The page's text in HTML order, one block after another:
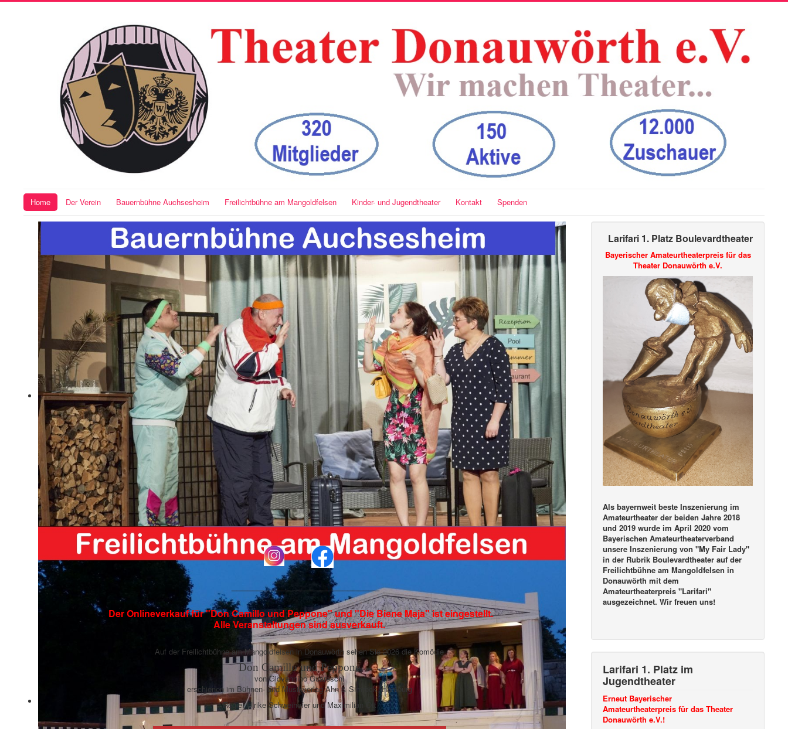
Home Der Verein Bauernbühne Auchsesheim Freilichtbühne am Mangoldfelsen Kinder- und Jugendtheater Kontakt Spenden
____________________________
Der Onlineverkauf für "Don Camillo und Peppone" und "Die Biene Maja" ist eingestellt.
Alle Veranstaltungen sind ausverkauft.
Auf der Freilichtbühne am Mangoldfelsen in Donauwörth sehen Sie 2026 die Komödie
Don Camillo und Peppone
von Giovannino Guareschi
erschienen im Bühnen- und Musikverlag Ahn & Simrock, Hamburg
Regie: Ulrike Schweihofer und Maximilian Ott
Larifari 1. Platz Boulevardtheater
Bayerischer Amateurtheaterpreis für das
Theater Donauwörth e.V.
Als bayernweit beste Inszenierung im
Amateurtheater der beiden Jahre 2018
und 2019 wurde im April 2020 vom
Bayerischen Amateurtheaterverband
unsere Inszenierung von "My Fair Lady"
in der Rubrik Boulevardtheater auf der
Freilichtbühne am Mangoldfelsen in
Donauwörth mit dem
Amateurtheaterpreis "Larifari"
ausgezeichnet. Wir freuen uns!
Larifari 1. Platz im
Jugendtheater
Erneut Bayerischer
Amateurtheaterpreis für das Theater
Donauwörth e.V.!